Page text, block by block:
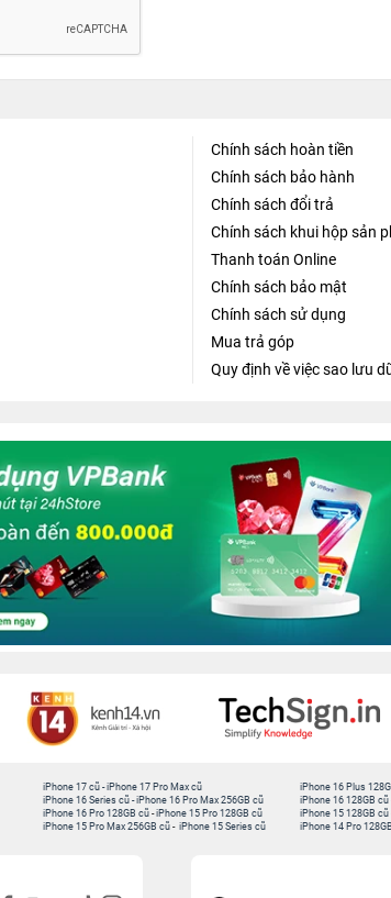
Chính sách hoàn tiền
Chính sách bảo hành
Chính sách đổi trả
Chính sách khui hộp sản
Thanh toán Online
Chính sách bảo mật
Chính sách sử dụng
Mua trả góp
Quy định về việc sao lưu
iPhone 17 cũ -iPhone 17 Pro Max cũ
iPhone 16 Series cũ - iPhone 16 Pro Max 256GB cũ
iPhone 16 Pro 128GB cũ -iPhone 15 Pro 128GB cũ
iPhone 15 Pro Max 256GB cũ - iPhone 15 Series cũ
iPhone 16 Plus
iPhone 16 128GB cũ
iPhone 15 128GB cũ
iPhone 14 Pro